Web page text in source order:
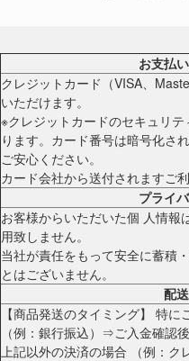
お支払
クレジットカード（VISA、
いただけます。
※クレジットカードのセキュリ
ります。カード番号は暗号化さ
ご安心ください。
カード会社から送付されますご
プライ
お客様からいただいた個 人情報
用致しません。
当社が責任をもって安全に蓄積
とはございません。
配
【商品発送のタイミング】 特
（例：銀行振込）⇒ご入金確認
上記以外の決済の場合 （例：